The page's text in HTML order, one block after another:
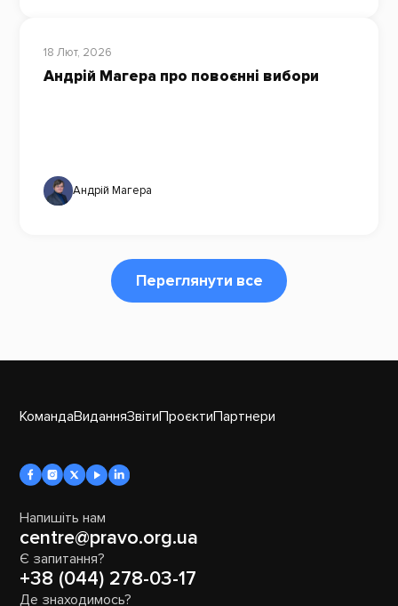
18 Лют, 2026
Андрій Магера про повоєнні вибори
Андрій Магера
Переглянути все
КомандаВиданняЗвітиПроєктиПартнери
Напишіть нам
centre@pravo.org.ua
Є запитання?
+38 (044) 278-03-17
Де знаходимось?